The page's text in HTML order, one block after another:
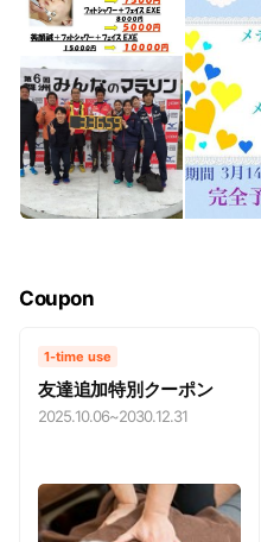
Coupon
1-time use
友達追加特別クーポン
2025.10.06~2030.12.31